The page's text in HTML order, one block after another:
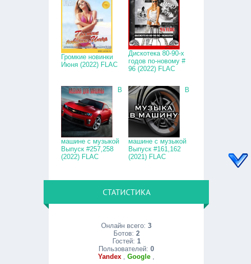
Громкие новинки
Июня (2022) FLAC
Дискотека 80-90-х
годов по-новому #
96 (2022) FLAC
В
машине с музыкой
Выпуск #257,258
(2022) FLAC
В
машине с музыкой
Выпуск #161,162
(2021) FLAC
СТАТИСТИКА
Онлайн всего:3
Ботов: 2
Гостей: 1
Пользователей:0
Yandex ,Google ,